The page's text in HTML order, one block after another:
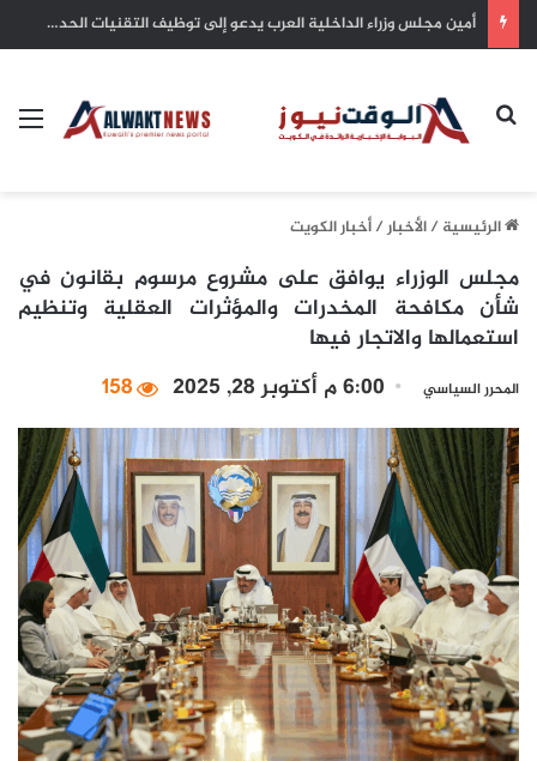
لجنة الشراكة العربية – الإفريقية تبحث في القاهرة تعزيز التعاون والتحضير للقمة بين الجانبين
بحث عن
الرئيسية/الأخبار/أخبار الكويت
مجلس الوزراء يوافق على مشروع مرسوم بقانون في
شأن مكافحة المخدرات والمؤثرات العقلية وتنظيم
استعمالها والاتجار فيها
المحرر السياسي 6:00 م أكتوبر 28, 2025 158